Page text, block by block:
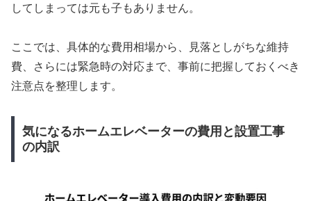
してしまっては元も子もありません。
ここでは、具体的な費用相場から、見落としがちな維持
費、さらには緊急時の対応まで、事前に把握しておくべき
注意点を整理します。
気になるホームエレベーターの費用と設置工事
の内訳